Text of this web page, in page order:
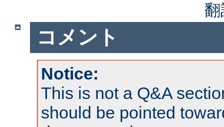
コメント
Notice:
This is not a Q&A
should be pointed